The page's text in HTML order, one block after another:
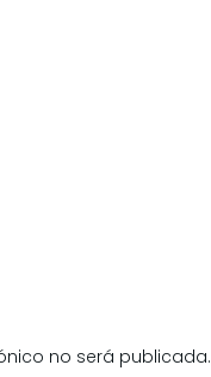
no será publicada.